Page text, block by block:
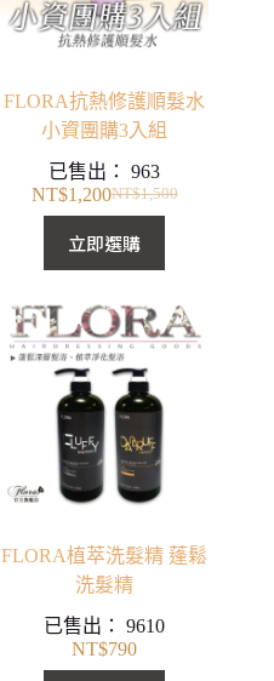
FLORA抗熱修護順髮水
小資團購3入組
已售出：963
NT$1,500
始
價
NT$1,500。
NT$1,200
前
價
NT$1,200。
立即選購
FLORA植萃洗髮精 蓬鬆
洗髮精
已售出：9610
NT$790